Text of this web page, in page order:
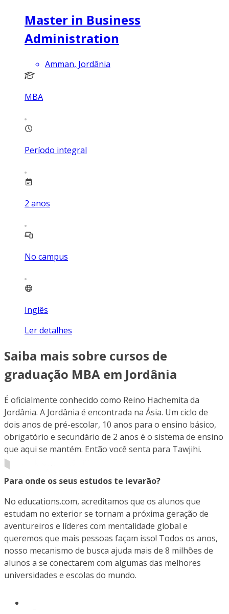
Master in Business
Administration
Amman, Jordânia
MBA
Período integral
2 anos
No campus
Inglês
Ler detalhes
Saiba mais sobre cursos de
graduação MBA em Jordânia
É oficialmente conhecido como Reino Hachemita da
Jordânia. A Jordânia é encontrada na Ásia. Um ciclo de
dois anos de pré-escolar, 10 anos para o ensino básico,
obrigatório e secundário de 2 anos é o sistema de ensino
que aqui se mantém. Então você senta para Tawjihi.
Para onde os seus estudos te levarão?
No educations.com, acreditamos que os alunos que
estudam no exterior se tornam a próxima geração de
aventureiros e líderes com mentalidade global e
queremos que mais pessoas façam isso! Todos os anos,
nosso mecanismo de busca ajuda mais de 8 milhões de
alunos a se conectarem com algumas das melhores
universidades e escolas do mundo.